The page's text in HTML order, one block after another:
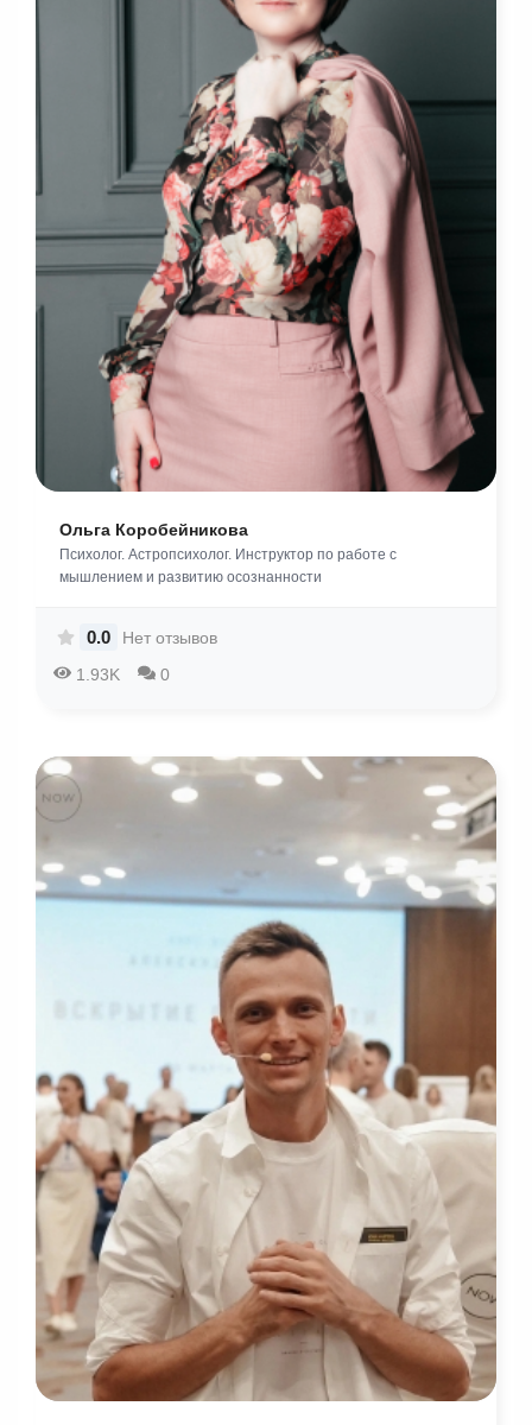
Ольга Коробейникова
Психолог. Астропсихолог. Инструктор по работе с
мышлением и развитию осознанности
1.93K 0
0.0 Нет отзывов